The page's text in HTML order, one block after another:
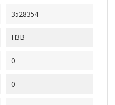
3528354
H3B
0
0